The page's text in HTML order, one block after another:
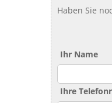
Haben Sie
Ihr Name
Ihre